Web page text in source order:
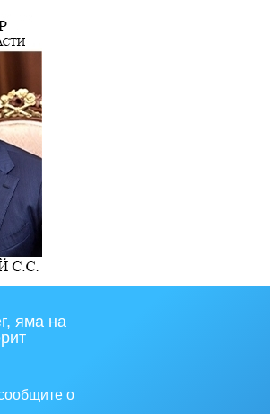
яма на
о